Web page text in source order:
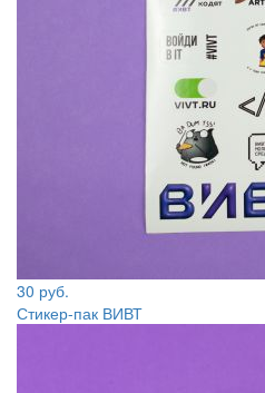
30 руб.
Стикер-пак ВИВТ